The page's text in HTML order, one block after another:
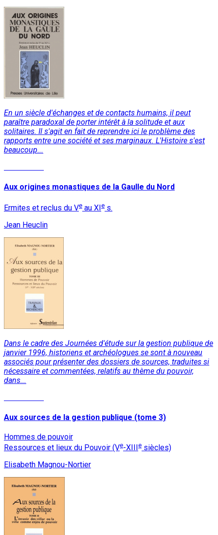
En un siècle d'échanges et de contacts humains, il peut
paraître paradoxal de porter intérêt à la solitude et aux
solitaires. Il s'agit en fait de reprendre ici le problème des
rapports entre une société et ses marginaux. L'Histoire s'est
beaucoup...
Aux origines monastiques de la Gaulle du Nord
Ermites et reclus du Ve au XI e s.
Jean Heuclin
Dans le cadre des Journées d'étude sur la gestion publique de
janvier 1996, historiens et archéologues se sont à nouveau
associés pour présenter des dossiers de sources, traduites si
nécessaire et commentées, relatifs au thème du pouvoir,
dans...
Aux sources de la gestion publique (tome 3)
Hommes de pouvoir
Ressources et lieux du Pouvoir (Ve-XIIIe siècles)
Elisabeth Magnou-Nortier